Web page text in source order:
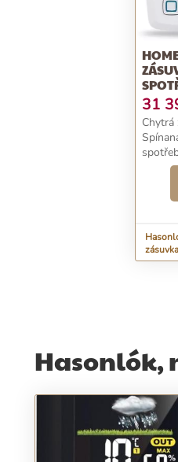
31
Chytrá
PSM-
Hasonlók,